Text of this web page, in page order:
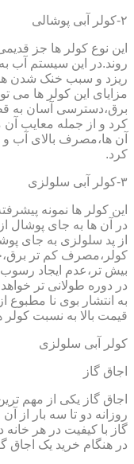
۲-کولر آبی پوشالی
این نوع کولر ها جز
روند.در این سیستم آب
ریزد و سبب خنک شدن
مزایای این کولر ها
برق،دسترسی آسان به
کرد و از جمله معایب
آن ها،مصرف بالای آب و
کرد.
۳-کولر آبی سلولزی
این کولر ها نمونه
در آن ها به جای پوشال
از پد سلولزی به جای
کولر،مصرف کم تر
بیش تر،عدم ایجاد
در دوره طولانی تر
به انتشار بوی نا مطبوع
قیمت بالا به نسبت
کولر آبی سلولزی
اجاق گاز
اجاق گاز یکی از مهم
روزانه دو تا سه بار از
گاز با کیفیت در هر
در هنگام خرید یک اجاق